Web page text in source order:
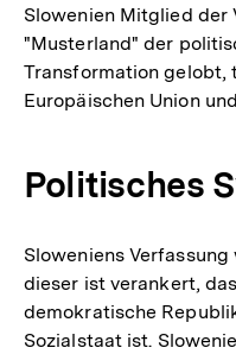
Slowenien Mitglied der
"Musterland" der
Transformation gelobt,
Europäischen Union
Politisches
Sloweniens
dieser ist verankert,
demokratische
Sozialstaat ist.